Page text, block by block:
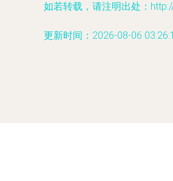
如若转载，请注明出处：
更新时间：2026-08-06